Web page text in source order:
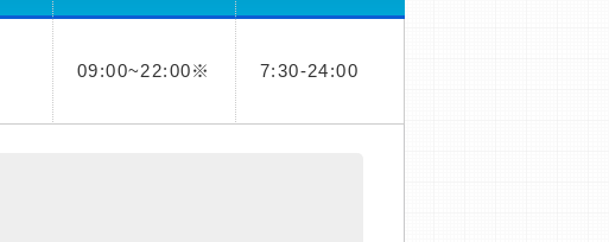
09:00~22:00※ 7:30-24:00